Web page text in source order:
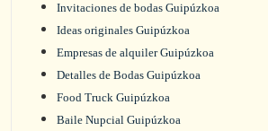
Invitaciones de bodas Guipúzkoa
Ideas originales Guipúzkoa
Empresas de alquiler Guipúzkoa
Detalles de Bodas Guipúzkoa
Food Truck Guipúzkoa
Baile Nupcial Guipúzkoa